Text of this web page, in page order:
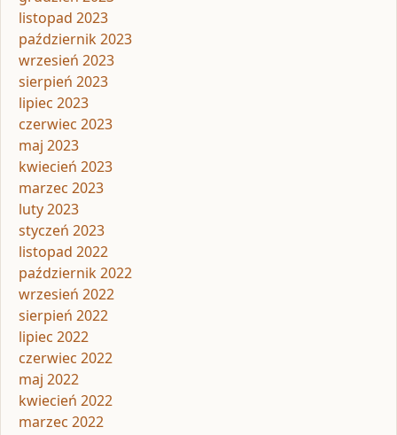
listopad 2023
październik 2023
wrzesień 2023
sierpień 2023
lipiec 2023
czerwiec 2023
maj 2023
kwiecień 2023
marzec 2023
luty 2023
styczeń 2023
listopad 2022
październik 2022
wrzesień 2022
sierpień 2022
lipiec 2022
czerwiec 2022
maj 2022
kwiecień 2022
marzec 2022